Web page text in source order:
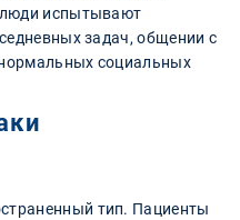
испытывают
задач, общении с
социальных
тип. Пациенты